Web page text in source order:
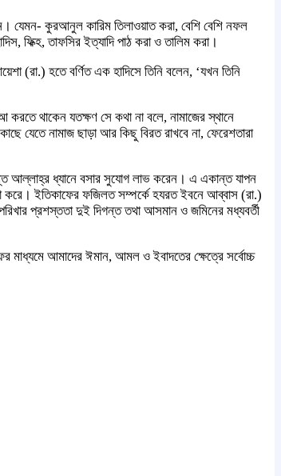
যেমন- কুরআনুল কারিম তিলাওয়াত করা, বেশি বেশি নফল
ফিক্হ, তাফসির ইত্যাদি পাঠ করা ও তালিম করা।
(রা.) হতে বর্ণিত এক হাদিসে তিনি বলেন, ‘যখন তিনি
থাকেন যতক্ষণ সে কথা না বলে, নামাজের স্থানে
যেতে নামাজ ছাড়া আর কিছু বিরত রাখবে না, ফেরেশতারা
আল্লাহ্র ধ্যানে বসার সুযোগ লাভ করেন। এ একান্ত যাপন
করে। ইতিকাফের ফজিলত সম্পর্কে হযরত ইবনে আব্বাস (রা.)
প্রশস্ততা দুই দিগন্ত তথা আসমান ও জমিনের মধ্যবর্তী
আমাদের ঈমান, আমল ও ইবাদতের ক্ষেত্রে সর্বোচ্চ